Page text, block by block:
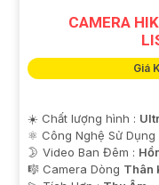
CAMERA
Giá
☀️ Chất lượng hình :
⚛️ Công Nghệ Sử Dụng
🌛 Video Ban Đêm :
🎼️ Camera Dòng Thân